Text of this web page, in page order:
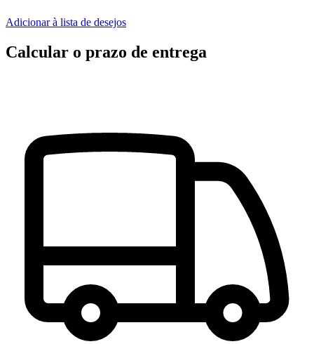
Adicionar à lista de desejos
Calcular o prazo de entrega